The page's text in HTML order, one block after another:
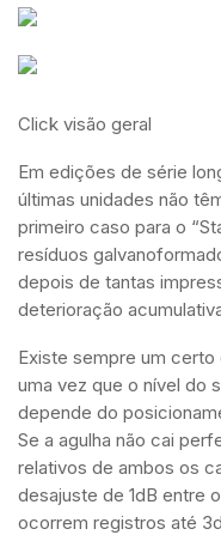
Click visão geral
Em edições de série
últimas unidades não
primeiro caso para o
resíduos
depois de tantas
deterioração
Existe sempre um
uma vez que o nível do
depende do
Se a agulha não cai
relativos de ambos os
desajuste de 1dB entre
ocorrem registros até